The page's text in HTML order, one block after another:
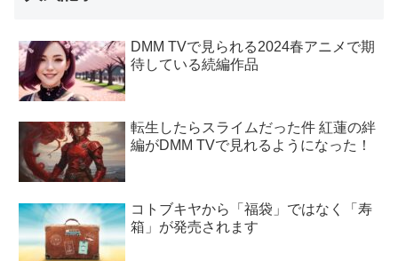
DMM TVで見られる2024春アニメで期
待している続編作品
転生したらスライムだった件 紅蓮の絆
編がDMM TVで見れるようになった！
コトブキヤから「福袋」ではなく「寿
箱」が発売されます